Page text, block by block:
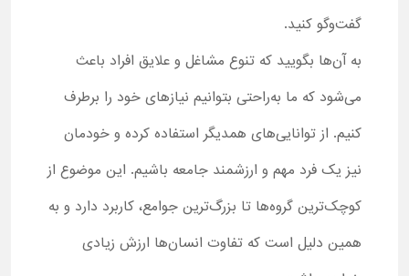
گفت‌وگو کنید.
به آن‌ها بگویید که تنوع مشاغل و علایق افراد باعث
می‌شود که ما به‌راحتی بتوانیم نیازهای خود را برطرف
کنیم. از توانایی‌های همدیگر استفاده کرده و خودمان
نیز یک فرد مهم و ارزشمند جامعه باشیم. این موضوع از
کوچک‌ترین گروه‌ها تا بزرگ‌ترین جوامع، کاربرد دارد و به
همین دلیل است که تفاوت انسان‌ها ارزش زیادی